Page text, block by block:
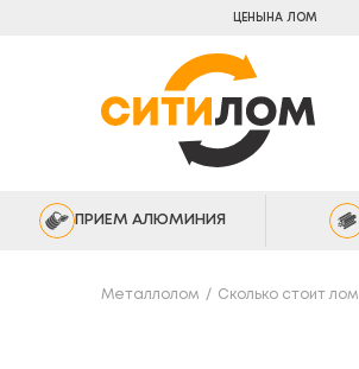
ЦЕНЫ НА ЛОМ
ПРИЕМ АЛЮМИНИЯ
Металлолом Сколько стоит лом